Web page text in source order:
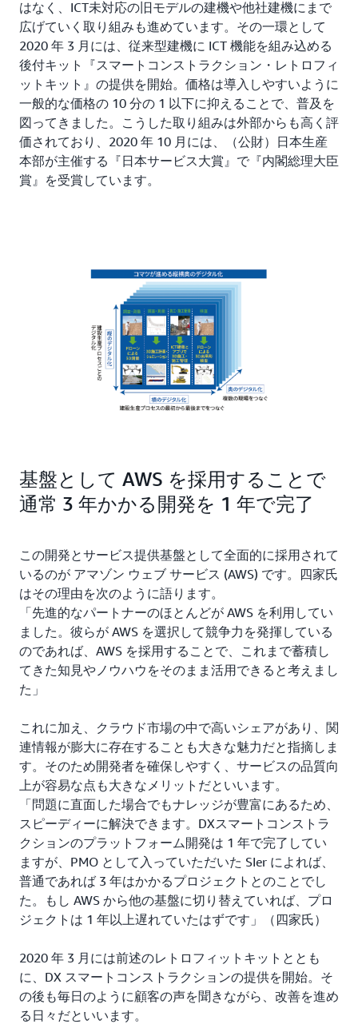
はなく、ICT未対応の旧モデルの建機や他社建機にまで
広げていく取り組みも進めています。その一環として
2020 年 3 月には、従来型建機に ICT 機能を組み込める
後付キット『スマートコンストラクション・レトロフィ
ットキット』の提供を開始。価格は導入しやすいように
一般的な価格の 10 分の 1 以下に抑えることで、普及を
図ってきました。こうした取り組みは外部からも高く評
価されており、2020 年 10 月には、（公財）日本生産
本部が主催する『日本サービス大賞』で『内閣総理大臣
賞』を受賞しています。
基盤として AWS を採用することで
通常 3 年かかる開発を 1 年で完了
この開発とサービス提供基盤として全面的に採用されて
いるのが アマゾン ウェブ サービス (AWS) です。四家氏
はその理由を次のように語ります。
「先進的なパートナーのほとんどが AWS を利用してい
ました。彼らが AWS を選択して競争力を発揮している
のであれば、AWS を採用することで、これまで蓄積し
てきた知見やノウハウをそのまま活用できると考えまし
た」
これに加え、クラウド市場の中で高いシェアがあり、関
連情報が膨大に存在することも大きな魅力だと指摘しま
す。そのため開発者を確保しやすく、サービスの品質向
上が容易な点も大きなメリットだといいます。
「問題に直面した場合でもナレッジが豊富にあるため、
スピーディーに解決できます。DXスマートコンストラ
クションのプラットフォーム開発は 1 年で完了してい
ますが、PMO として入っていただいた SIer によれば、
普通であれば 3 年はかかるプロジェクトとのことでし
た。もし AWS から他の基盤に切り替えていれば、プロ
ジェクトは 1 年以上遅れていたはずです」（四家氏）
2020 年 3 月には前述のレトロフィットキットととも
に、DX スマートコンストラクションの提供を開始。そ
の後も毎日のように顧客の声を聞きながら、改善を進め
る日々だといいます。